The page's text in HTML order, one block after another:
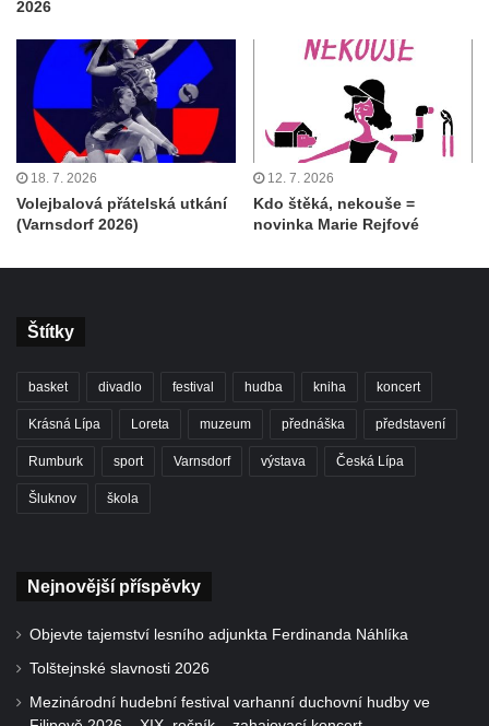
2026
18. 7. 2026
Volejbalová přátelská utkání
(Varnsdorf 2026)
12. 7. 2026
Kdo štěká, nekouše =
novinka Marie Rejfové
Štítky
basket divadlo festival hudba kniha koncert
Krásná Lípa Loreta muzeum přednáška představení
Rumburk sport Varnsdorf výstava Česká Lípa
Šluknov škola
Nejnovější příspěvky
Objevte tajemství lesního adjunkta Ferdinanda Náhlíka
Tolštejnské slavnosti 2026
Mezinárodní hudební festival varhanní duchovní hudby ve